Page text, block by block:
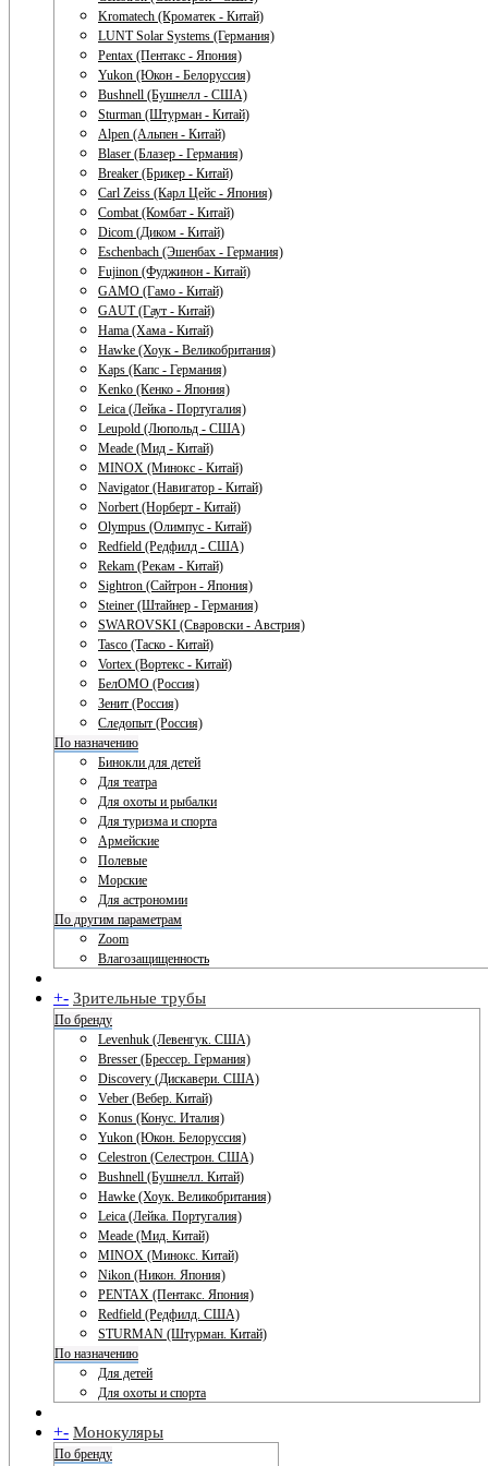
Kromatech (Кроматек - Китай)
LUNT Solar Systems (Германия)
Pentax (Пентакс - Япония)
Yukon (Юкон - Белоруссия)
Bushnell (Бушнелл - США)
Sturman (Штурман - Китай)
Alpen (Альпен - Китай)
Blaser (Блазер - Германия)
Breaker (Брикер - Китай)
Carl Zeiss (Карл Цейс - Япония)
Combat (Комбат - Китай)
Dicom (Диком - Китай)
Eschenbach (Эшенбах - Германия)
Fujinon (Фуджинон - Китай)
GAMO (Гамо - Китай)
GAUT (Гаут - Китай)
Hama (Хама - Китай)
Hawke (Хоук - Великобритания)
Kaps (Капс - Германия)
Kenko (Кенко - Япония)
Leica (Лейка - Португалия)
Leupold (Люпольд - США)
Meade (Мид - Китай)
MINOX (Минокс - Китай)
Navigator (Навигатор - Китай)
Norbert (Норберт - Китай)
Olympus (Олимпус - Китай)
Redfield (Редфилд - США)
Rekam (Рекам - Китай)
Sightron (Сайтрон - Япония)
Steiner (Штайнер - Германия)
SWAROVSKI (Сваровски - Австрия)
Tasco (Таско - Китай)
Vortex (Вортекс - Китай)
БелОМО (Россия)
Зенит (Россия)
Следопыт (Россия)
По назначению
Бинокли для детей
Для театра
Для охоты и рыбалки
Для туризма и спорта
Армейские
Полевые
Морские
Для астрономии
По другим параметрам
Zoom
Влагозащищенность
+- Зрительные трубы
По бренду
Levenhuk (Левенгук. США)
Bresser (Брессер. Германия)
Discovery (Дискавери. США)
Veber (Вебер. Китай)
Konus (Конус. Италия)
Yukon (Юкон. Белоруссия)
Celestron (Селестрон. США)
Bushnell (Бушнелл. Китай)
Hawke (Хоук. Великобритания)
Leica (Лейка. Португалия)
Meade (Мид. Китай)
MINOX (Минокс. Китай)
Nikon (Никон. Япония)
PENTAX (Пентакс. Япония)
Redfield (Редфилд. США)
STURMAN (Штурман. Китай)
По назначению
Для детей
Для охоты и спорта
+- Монокуляры
По бренду